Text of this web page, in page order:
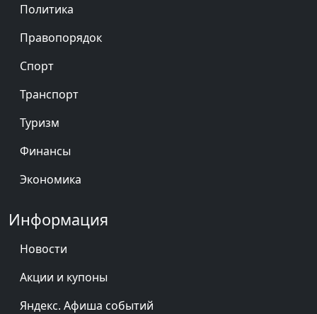
Политика
Правопорядок
Спорт
Транспорт
Туризм
Финансы
Экономика
Информация
Новости
Акции и купоны
Яндекс. Афиша событий